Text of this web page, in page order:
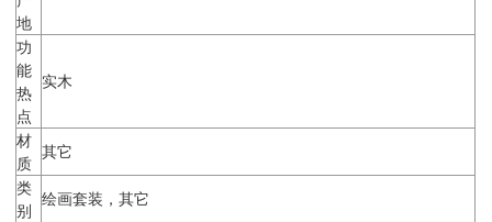
地
功
能
热
点
实木
材
质
其它
类
别
绘画套装，其它